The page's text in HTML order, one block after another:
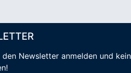
Newsletter anmelden und
!